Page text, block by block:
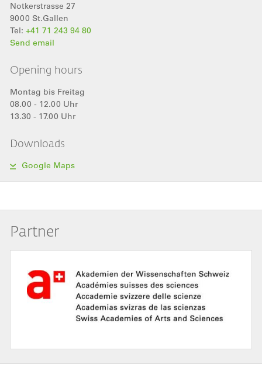
Notkerstrasse 27
9000 St.Gallen
Tel: +41 71 243 94 80
Send email
Opening hours
Montag bis Freitag
08.00 - 12.00 Uhr
13.30 - 17.00 Uhr
Downloads
Google Maps
Partner